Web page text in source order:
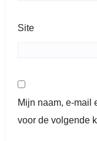
Site
Mijn naam, e-mail
voor de volgende